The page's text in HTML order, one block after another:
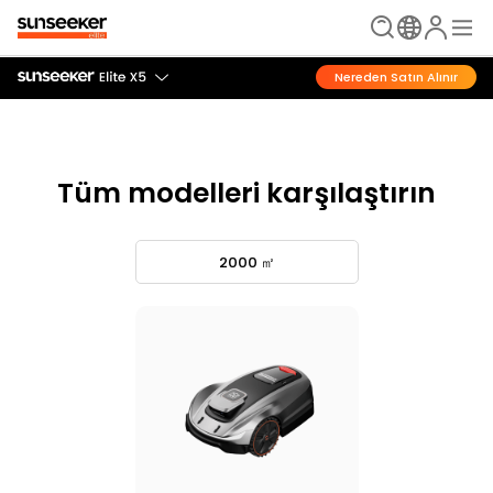
Nereden Satın Alınır
Tüm modelleri karşılaştırın
2000 ㎡